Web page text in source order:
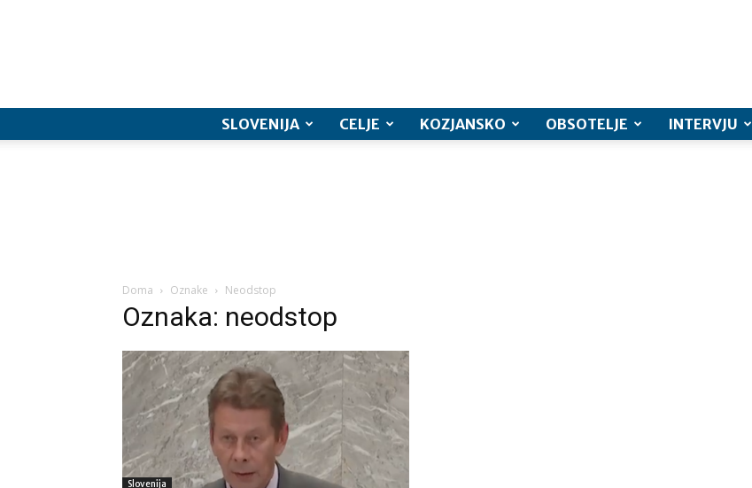
SLOVENIJA CELJE KOZJANSKO OBSOTELJE INTERVJU
Doma Oznake Neodstop
Oznaka: neodstop
Slovenija